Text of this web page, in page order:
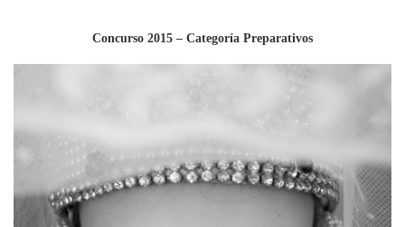
Concurso 2015 – Categoría Preparativos